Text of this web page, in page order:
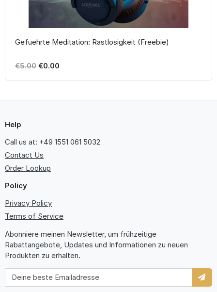
Gefuehrte Meditation: Rastlosigkeit (Freebie)
€5.00 €0.00
Help
Call us at: +49 1551 061 5032
Contact Us
Order Lookup
Policy
Privacy Policy
Terms of Service
Abonniere meinen Newsletter, um frühzeitige
Rabattangebote, Updates und Informationen zu neuen
Produkten zu erhalten.